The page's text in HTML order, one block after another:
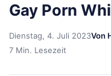
Gay Porn
Dienstag, 4. Juli 2023Von
7 Min. Lesezeit